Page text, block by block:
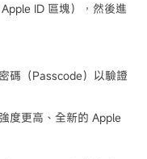
ID 區塊），然後進
碼（Passcode）以驗證
度更高、全新的 Apple